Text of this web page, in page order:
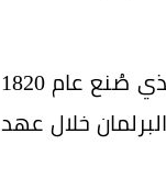
أما الملكة كاميلا، فقد تألقت بـالتاج الماسي المعروف أيضاً باسم تاج جورج الرابع، الذي صُنع عام 1820
خلال عهد